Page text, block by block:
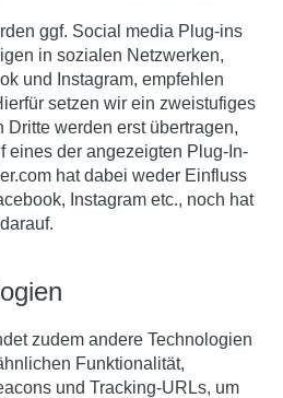
ggf. Social media Plug-ins
in sozialen Netzwerken,
und Instagram, empfehlen
setzen wir ein zweistufiges
Dritte werden erst übertragen,
eines der angezeigten Plug-In-
hat dabei weder Einfluss
Instagram etc., noch hat
zudem andere Technologien
Funktionalität,
und Tracking-URLs, um